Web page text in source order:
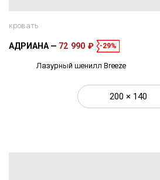
кровать
АДРИАНА 72 990 ₽ -29%
Лазурный шенилл Breeze
200 × 140